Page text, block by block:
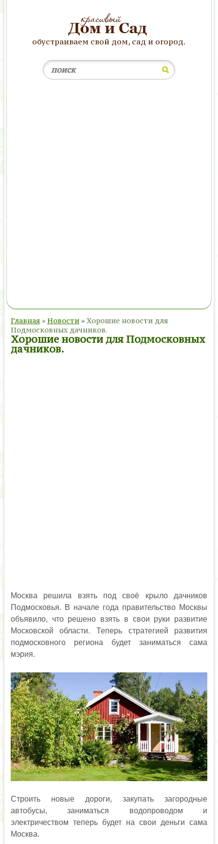
обустраиваем свой дом, сад и огород.
Главная » Новости » Хорошие новости для
Подмосковных дачников.
Хорошие новости для Подмосковных
дачников.
Москва решила взять под своё крыло дачников
Подмосковья. В начале года правительство Москвы
объявило, что решено взять в свои руки развитие
Московской области. Теперь стратегией развития
подмосковного региона будет заниматься сама
мэрия.
Строить новые дороги, закупать загородные
автобусы, заниматься водопроводом и
электричеством теперь будет на свои деньги сама
Москва.